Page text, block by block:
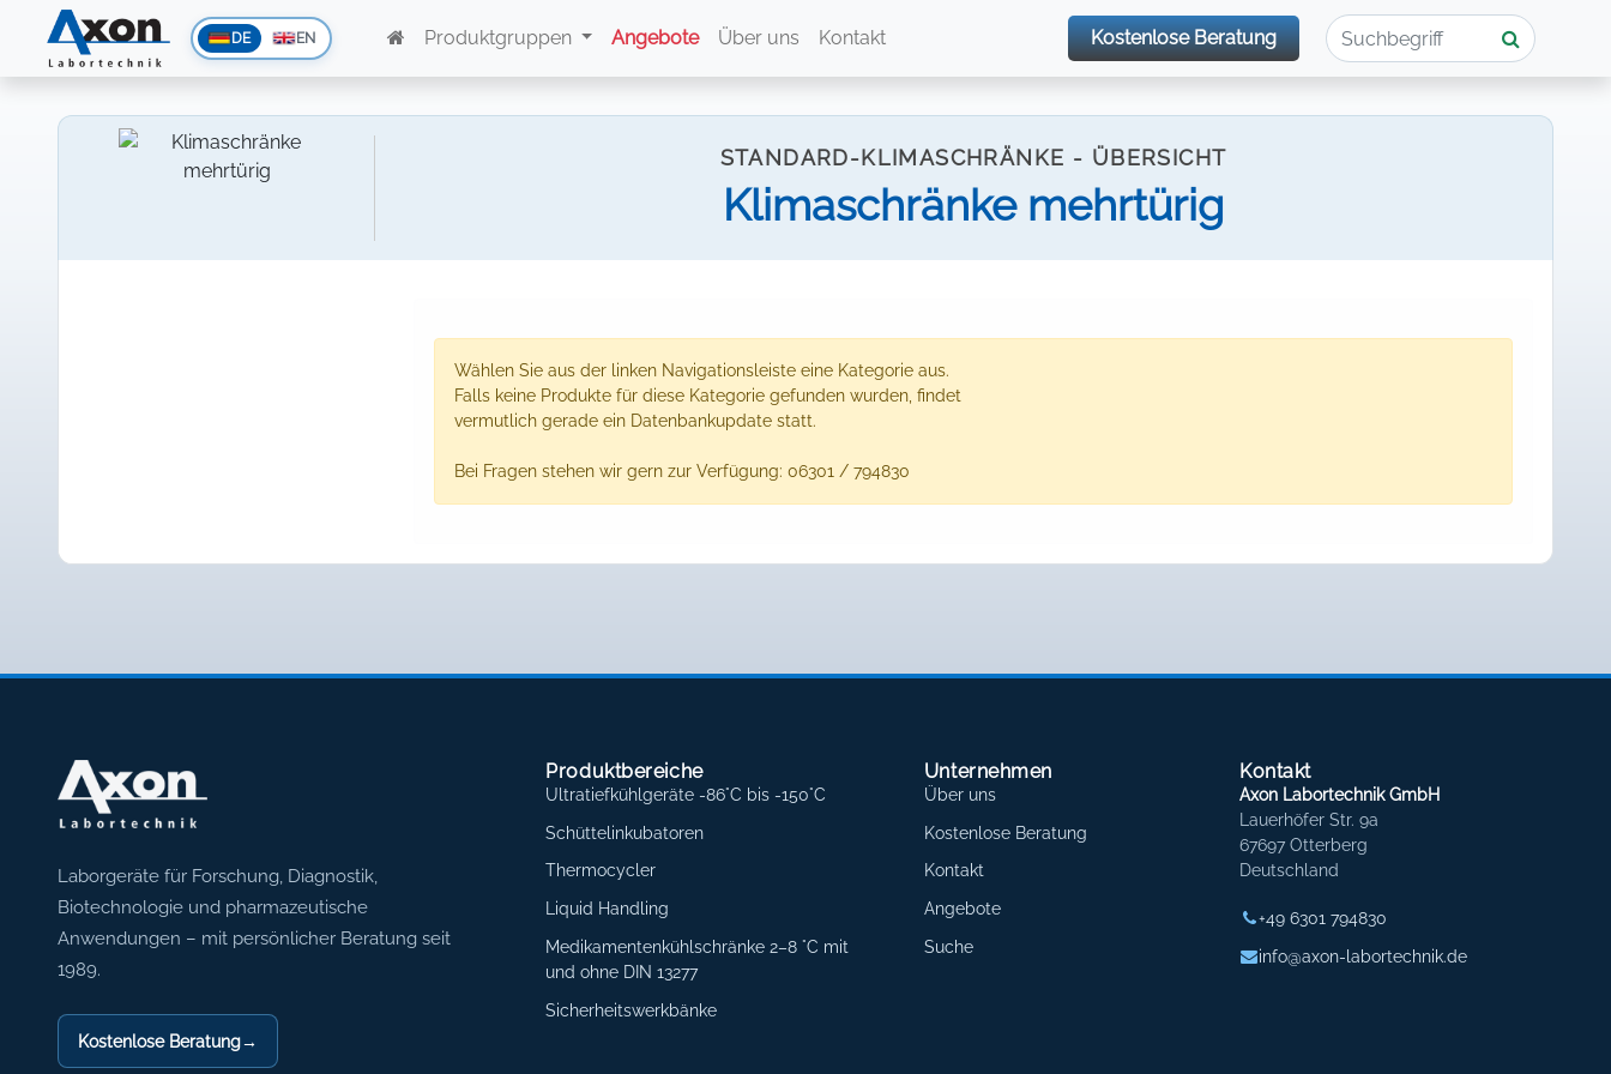
DE EN Produktgruppen Angebote Über uns Kontakt Kostenlose Beratung
STANDARD-KLIMASCHRÄNKE - ÜBERSICHT
Klimaschränke mehrtürig
Wählen Sie aus der linken Navigationsleiste eine Kategorie aus.
Falls keine Produkte für diese Kategorie gefunden wurden, findet
vermutlich gerade ein Datenbankupdate statt.
Bei Fragen stehen wir gern zur Verfügung: 06301 / 794830
Axon Labortechnik
Laborgeräte für Forschung, Diagnostik,
Biotechnologie und pharmazeutische
Anwendungen – mit persönlicher Beratung seit
1989.
Kostenlose Beratung→
Produktbereiche
Ultratiefkühlgeräte -86°C bis -150°C
Schüttelinkubatoren
Thermocycler
Liquid Handling
Medikamentenkühlschränke 2–8 °C mit
und ohne DIN 13277
Sicherheitswerkbänke
Unternehmen
Über uns
Kostenlose Beratung
Kontakt
Angebote
Suche
Kontakt
Axon Labortechnik GmbH
Lauerhöfer Str. 9a
67697 Otterberg
Deutschland
+49 6301 794830
info@axon-labortechnik.de